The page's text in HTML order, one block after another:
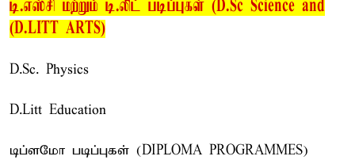
டி.எஸ்சி மற்றும் டி.லிட் படிப்புகள் (D.Sc Science and
(D.LITT ARTS)
D.Sc. Physics
D.Litt Education
டிப்ளமோ படிப்புகள் (DIPLOMA PROGRAMMES)